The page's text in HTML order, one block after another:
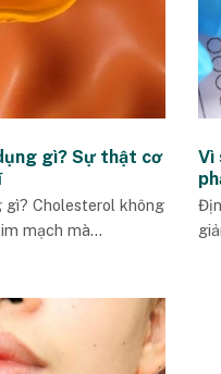
gì? Sự thật cơ
Cholesterol không
mạch mà...
Vì